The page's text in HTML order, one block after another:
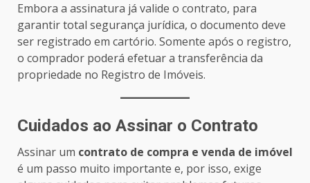
Embora a assinatura já valide o contrato, para
garantir total segurança jurídica, o documento deve
ser registrado em cartório. Somente após o registro,
o comprador poderá efetuar a transferência da
propriedade no Registro de Imóveis.
Cuidados ao Assinar o Contrato
Assinar um contrato de compra e venda de imóvel
é um passo muito importante e, por isso, exige